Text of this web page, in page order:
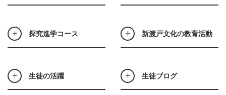
探究進学コース 新渡戸文化の教育活動
生徒の活躍 生徒ブログ